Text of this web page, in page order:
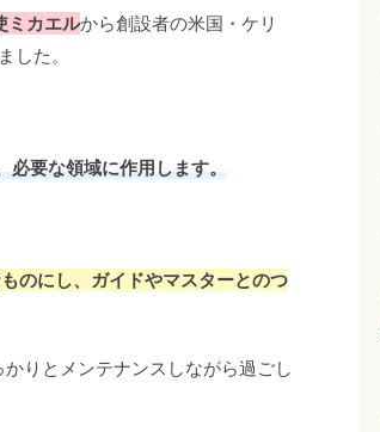
ミカエルから創設者の米国・ケリ
した。
要な領域に作用します。
のにし、ガイドやマスターとのつ
りとメンテナンスしながら過ごし